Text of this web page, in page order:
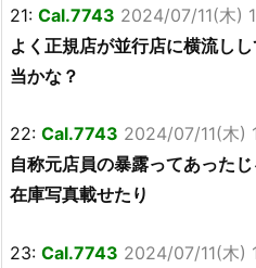
21: Cal.7743 2024/07/11(木)
よく正規店が並行店に横流し
当かな？
22: Cal.7743 2024/07/11(木)
自称元店員の暴露ってあった
在庫写真載せたり
23: Cal.7743 2024/07/11(木)